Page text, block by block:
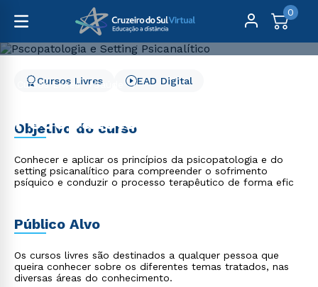
0
Cursos Livres
Saúde
Pscopatologia e Setting
Psicanalítico
Cursos Livres EAD Digital
Objetivo do curso
Conhecer e aplicar os princípios da psicopatologia e do
setting psicanalítico para compreender o sofrimento
psíquico e conduzir o processo terapêutico de forma efic
Público Alvo
Os cursos livres são destinados a qualquer pessoa que
queira conhecer sobre os diferentes temas tratados, nas
diversas áreas do conhecimento.